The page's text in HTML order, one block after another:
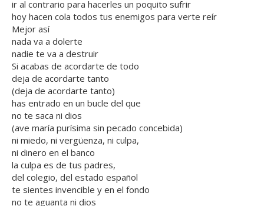
ir al contrario para hacerles un poquito sufrir
hoy hacen cola todos tus enemigos para verte reír
Mejor así
nada va a dolerte
nadie te va a destruir
Si acabas de acordarte de todo
deja de acordarte tanto
(deja de acordarte tanto)
has entrado en un bucle del que
no te saca ni dios
(ave maría purísima sin pecado concebida)
ni miedo, ni vergüenza, ni culpa,
ni dinero en el banco
la culpa es de tus padres,
del colegio, del estado español
te sientes invencible y en el fondo
no te aguanta ni dios